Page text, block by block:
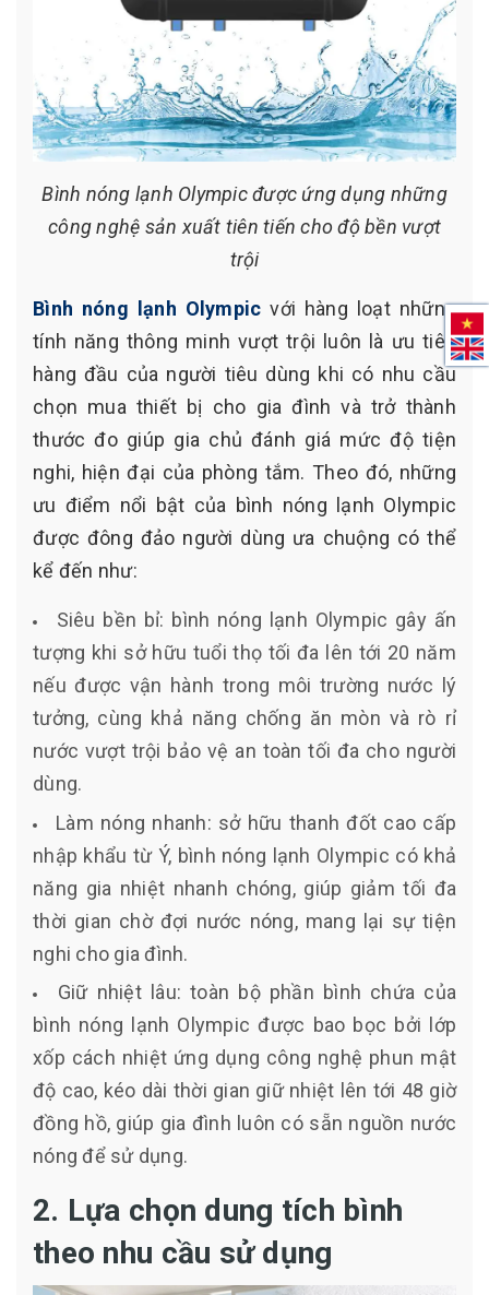
Bình nóng lạnh Olympic được ứng dụng những
công nghệ sản xuất tiên tiến cho độ bền vượt
trội
Bình nóng lạnh Olympic với hàng loạt những
tính năng thông minh vượt trội luôn là ưu tiên
hàng đầu của người tiêu dùng khi có nhu cầu
chọn mua thiết bị cho gia đình và trở thành
thước đo giúp gia chủ đánh giá mức độ tiện
nghi, hiện đại của phòng tắm. Theo đó, những
ưu điểm nổi bật của bình nóng lạnh Olympic
được đông đảo người dùng ưa chuộng có thể
kể đến như:
Siêu bền bỉ: bình nóng lạnh Olympic gây ấn
tượng khi sở hữu tuổi thọ tối đa lên tới 20 năm
nếu được vận hành trong môi trường nước lý
tưởng, cùng khả năng chống ăn mòn và rò rỉ
nước vượt trội bảo vệ an toàn tối đa cho người
dùng.
Làm nóng nhanh: sở hữu thanh đốt cao cấp
nhập khẩu từ Ý, bình nóng lạnh Olympic có khả
năng gia nhiệt nhanh chóng, giúp giảm tối đa
thời gian chờ đợi nước nóng, mang lại sự tiện
nghi cho gia đình.
Giữ nhiệt lâu: toàn bộ phần bình chứa của
bình nóng lạnh Olympic được bao bọc bởi lớp
xốp cách nhiệt ứng dụng công nghệ phun mật
độ cao, kéo dài thời gian giữ nhiệt lên tới 48 giờ
đồng hồ, giúp gia đình luôn có sẵn nguồn nước
nóng để sử dụng.
2. Lựa chọn dung tích bình
theo nhu cầu sử dụng